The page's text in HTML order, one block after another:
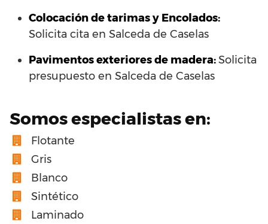
Colocación de tarimas y Encolados:
Solicita cita en Salceda de Caselas
Pavimentos exteriores de madera:Solicita
presupuesto en Salceda de Caselas
Somos especialistas en:
Flotante
Gris
Blanco
Sintético
Laminado